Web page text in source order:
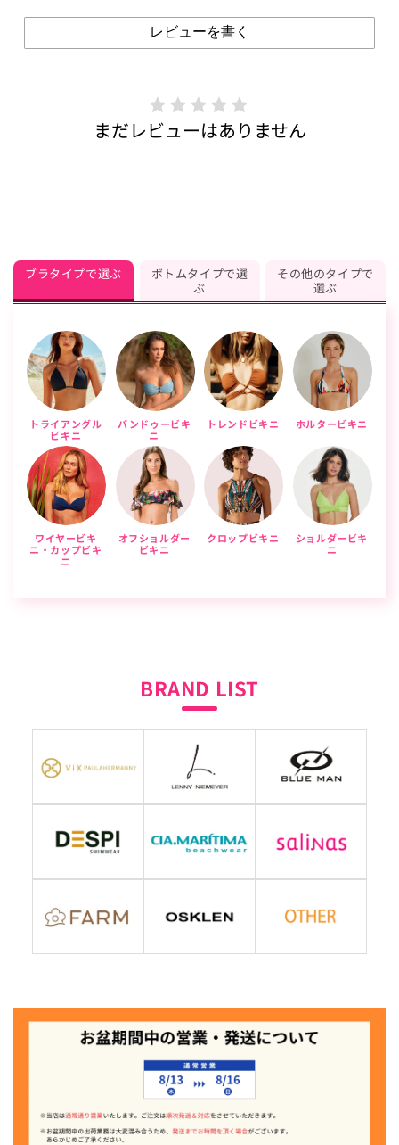
レビューを書く
まだレビューはありません
ブラタイプで選ぶ
ボトムタイプで選
ぶ
その他のタイプで
選ぶ
トライアングル
ビキニ
バンドゥービキ
ニ
トレンドビキニ ホルタービキニ
ワイヤービキ
ニ・カップビキ
ニ
オフショルダー
ビキニ
クロップビキニ
ショルダービキ
ニ
BRAND LIST